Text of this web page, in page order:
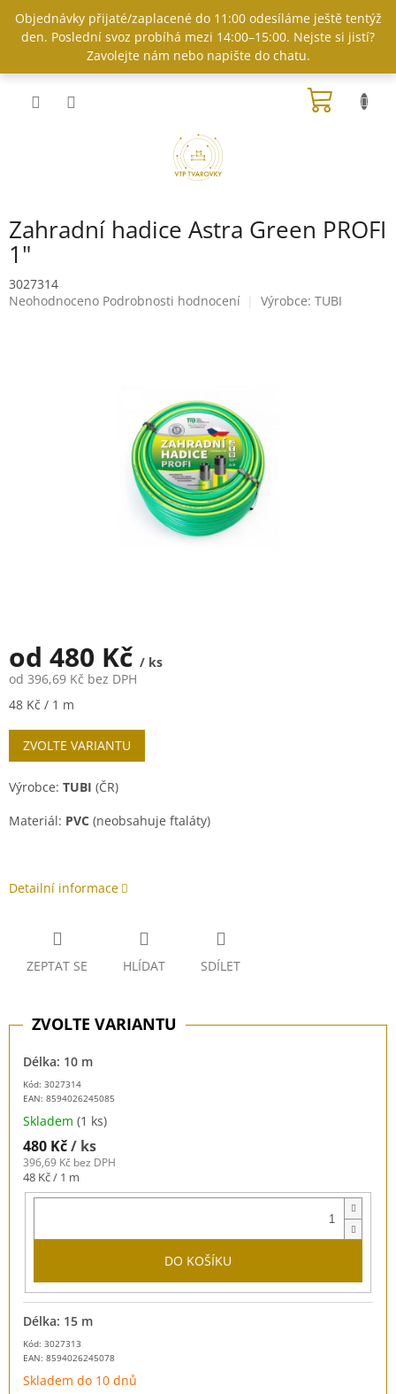
obsah
Objednávky přijaté/zaplacené do 11:00 odesíláme ještě tentýž
den. Poslední svoz probíhá mezi 14:00–15:00. Nejste si jistí?
Zavolejte nám nebo napište do chatu.
Zahradní hadice Astra Green PROFI
1"
3027314
Průměrné
Neohodnoceno Podrobnosti hodnocení Výrobce: TUBI
od 480 Kč / ks
od 396,69 Kč bez DPH
Měrná
48 Kč / 1 m
ZVOLTE VARIANTU
Výrobce: TUBI (ČR)
Materiál: PVC (neobsahuje ftaláty)
Detailní informace
ZEPTAT SE HLÍDAT SDÍLET
Kód: 3027314
EAN: 8594026245085
Délka: 10 m
Skladem (1 ks)
480 Kč/ ks
396,69 Kč bez DPH
Měrná
cena:
48 Kč / 1 m
DO KOŠÍKU
Kód: 3027313
EAN: 8594026245078
Délka: 15 m
Skladem do 10 dnů